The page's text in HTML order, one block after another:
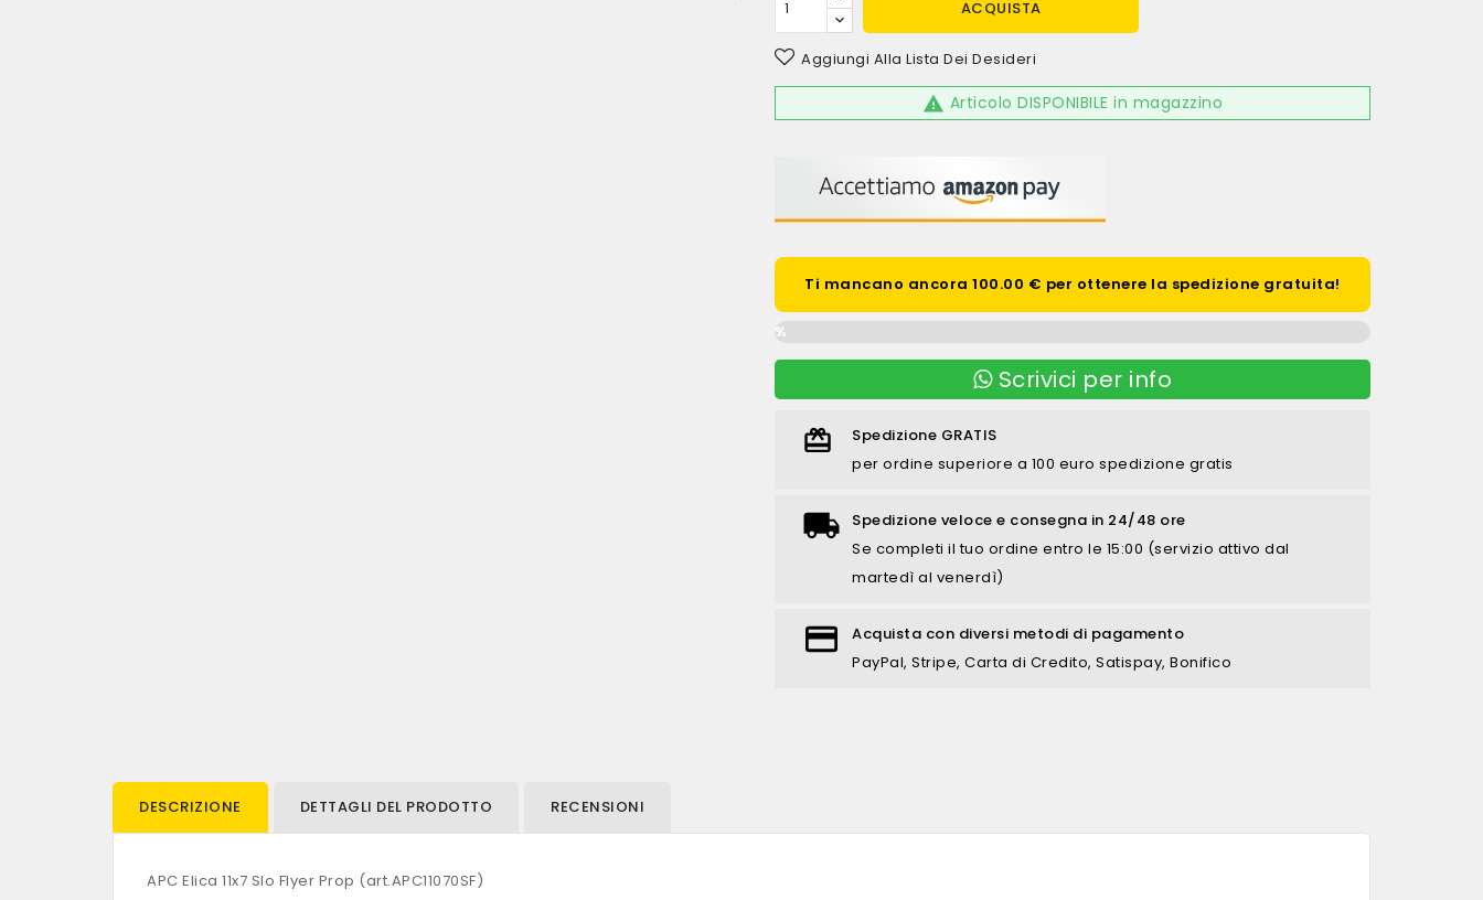
ACQUISTA
Aggiungi Alla Lista Dei Desideri
 Articolo DISPONIBILE in magazzino
Ti mancano ancora 100.00 € per ottenere la spedizione gratuita!
0%
Scrivici per info
Spedizione GRATIS
per ordine superiore a 100 euro spedizione gratis
Spedizione veloce e consegna in 24/48 ore
Se completi il tuo ordine entro le 15:00 (servizio attivo dal
martedì al venerdì)
Acquista con diversi metodi di pagamento
PayPal, Stripe, Carta di Credito, Satispay, Bonifico
DESCRIZIONE DETTAGLI DEL PRODOTTO RECENSIONI
APC Elica 11x7 Slo Flyer Prop (art.APC11070SF)